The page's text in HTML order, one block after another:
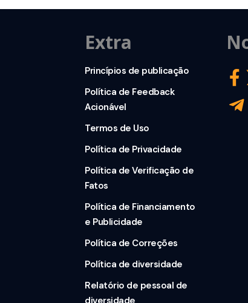
Extra
Princípios de publicação
Política de Feedback
Acionável
Termos de Uso
Política de Privacidade
Política de Verificação de
Fatos
Política de Financiamento
e Publicidade
Política de Correções
Política de diversidade
Relatório de pessoal de
diversidade